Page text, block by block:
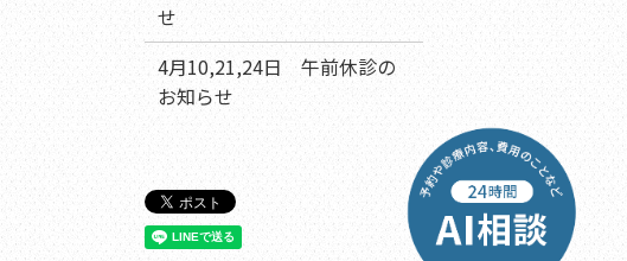
せ
4月10,21,24日 午前休診の
お知らせ